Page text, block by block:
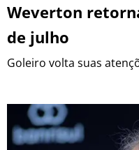
Weverton
de julho
Goleiro volta suas